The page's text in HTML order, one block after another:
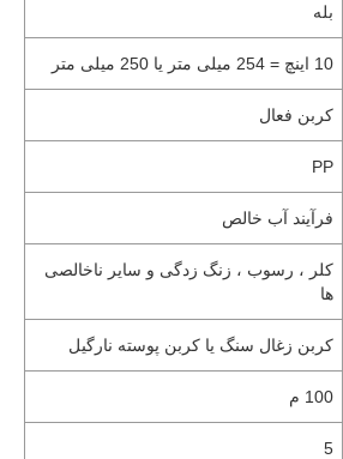
بله
10 اینچ = 254 میلی متر یا 250 میلی متر
کربن فعال
PP
فرآیند آب خالص
کلر ، رسوب ، زنگ زدگی و سایر ناخالصی
ها
کربن زغال سنگ یا کربن پوسته نارگیل
100 م
5